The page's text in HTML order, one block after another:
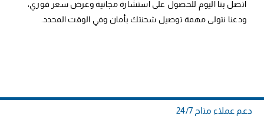
اتصل بنا اليوم للحصول على استشارة مجانية وعرض سعر فوري،
ودعنا نتولى مهمة توصيل شحنتك بأمان وفي الوقت المحدد.
دعم عملاء متاح 24/7